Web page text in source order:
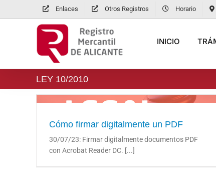
Enlaces Otros Registros Horario
INICIO
LEY 10/2010
Cómo firmar digitalmente un PDF
Cómo firmar digitalmente un PDF
30/07/23: Firmar digitalmente documentos PDF
con Acrobat Reader DC. [...]